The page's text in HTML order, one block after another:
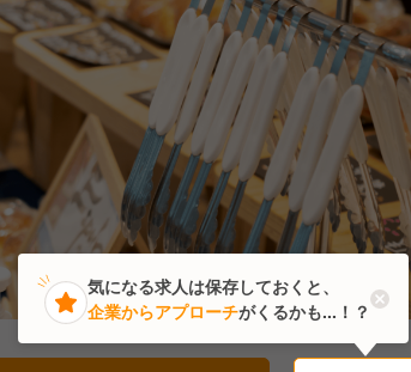
気になる求人は保存しておくと、
企業からアプローチがくるかも...！？